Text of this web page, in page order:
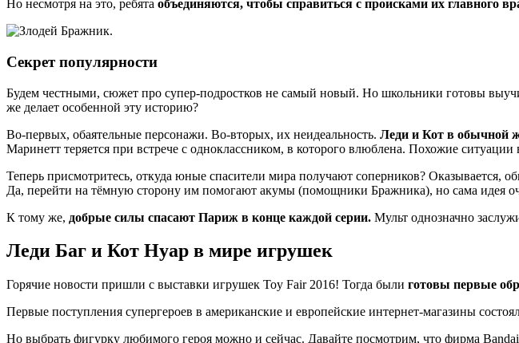
Но несмотря на это, ребята объединяются, чтобы справиться с происками их главного
Секрет популярности
Будем честными, сюжет про супер-подростков не самый новый. Но школьники готовы
же делает особенной эту историю?
Во-первых, обаятельные персонажи. Во-вторых, их неидеальность. Леди и Кот в обычной
Маринетт теряется при встрече с одноклассником, в которого влюблена. Похожие
Теперь присмотритесь, откуда юные спасители мира получают соперников? Оказывается,
Да, перейти на тёмную сторону им помогают акумы (помощники Бражника), но сама идея
К тому же, добрые силы спасают Париж в конце каждой серии. Мульт однозначно
Леди Баг и Кот Нуар в мире игрушек
Горячие новости пришли с выставки игрушек Toy Fair 2016! Тогда были готовы первые
Первые поступления супергероев в американские и европейские интернет-магазины
Но выбрать фигурку любимого героя можно и сейчас. Давайте посмотрим, что фирма Bandai